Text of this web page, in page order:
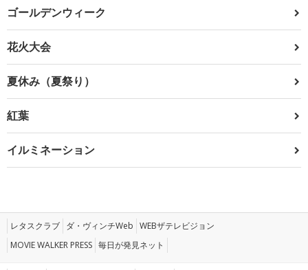
ゴールデンウィーク
花火大会
夏休み（夏祭り）
紅葉
イルミネーション
レタスクラブ ダ・ヴィンチWeb WEBザテレビジョン
MOVIE WALKER PRESS 毎日が発見ネット